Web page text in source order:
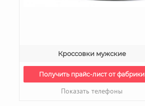
Кроссовки мужские
Получить прайс-лист от фабрики
Показать телефоны